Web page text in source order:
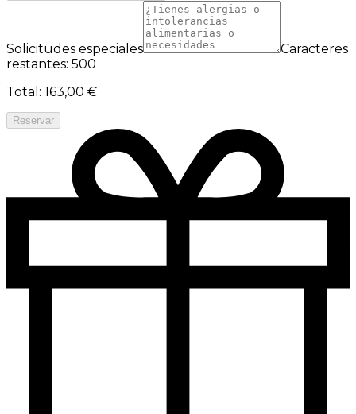
Solicitudes especiales
Caracteres
restantes: 500
Total : 163,00 €
Reservar